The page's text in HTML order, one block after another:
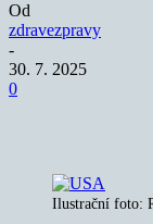
Od
zdravezpravy
-
30. 7. 2025
0
Ilustrační foto: